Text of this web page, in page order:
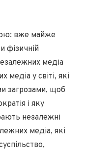
вже майже
фізичній
медіа
у світі, які
загрозами, щоб
і яку
незалежні
медіа, які